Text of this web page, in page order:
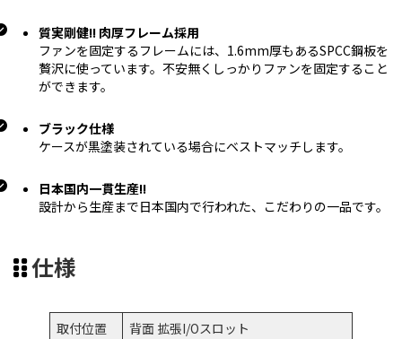
質実剛健!! 肉厚フレーム採用
ファンを固定するフレームには、1.6mm厚もあるSPCC鋼板を
贅沢に使っています。不安無くしっかりファンを固定すること
ができます。
ブラック仕様
ケースが黒塗装されている場合にベストマッチします。
日本国内一貫生産!!
設計から生産まで日本国内で行われた、こだわりの一品です。
仕様
取付位置
背面 拡張I/Oスロット